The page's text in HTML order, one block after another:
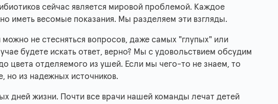
сейчас является мировой проблемой. Каждое
иметь весомые показания. Мы разделяем эти взгляды.
не стесняться вопросов, даже самых "глупых" или
будете искать ответ, верно? Мы с удовольствием обсудим
цвета отделяемого из ушей. Если мы чего-то не знаем, то
из надежных источников.
дней жизни. Почти все врачи нашей команды лечат детей